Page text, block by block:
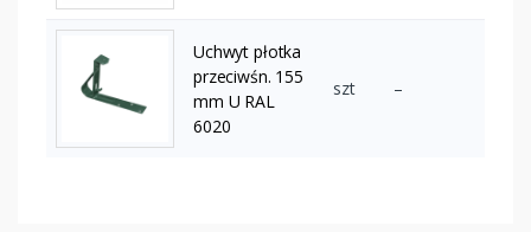
Uchwyt płotka
przeciwśn. 155
mm U RAL
6020
szt –